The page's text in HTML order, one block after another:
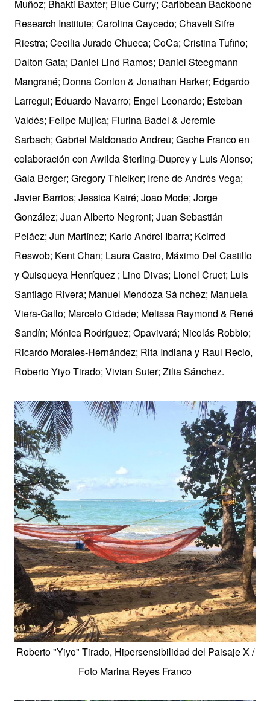
Muñoz; Bhakti Baxter; Blue Curry; Caribbean Backbone
Research Institute; Carolina Caycedo; Chaveli Sifre
Riestra; Cecilia Jurado Chueca; CoCa; Cristina Tufiño;
Dalton Gata; Daniel Lind Ramos; Daniel Steegmann
Mangrané; Donna Conlon & Jonathan Harker; Edgardo
Larregui; Eduardo Navarro; Engel Leonardo; Esteban
Valdés; Felipe Mujica; Flurina Badel & Jeremie
Sarbach; Gabriel Maldonado Andreu; Gache Franco en
colaboración con Awilda Sterling-Duprey y Luis Alonso;
Gala Berger; Gregory Thielker; Irene de Andrés Vega;
Javier Barrios; Jessica Kairé; Joao Mode; Jorge
González; Juan Alberto Negroni; Juan Sebastián
Peláez; Jun Martínez; Karlo Andrei Ibarra; Kcirred
Reswob; Kent Chan; Laura Castro, Máximo Del Castillo
y Quisqueya Henríquez ; Lino Divas; Lionel Cruet; Luis
Santiago Rivera; Manuel Mendoza Sá nchez; Manuela
Viera-Gallo; Marcelo Cidade; Melissa Raymond & René
Sandín; Mónica Rodríguez; Opavivará; Nicolás Robbio;
Ricardo Morales-Hernández; Rita Indiana y Raul Recio,
Roberto Yiyo Tirado; Vivian Suter; Zilia Sánchez.
Roberto "Yiyo" Tirado, Hipersensibilidad del Paisaje X /
Foto Marina Reyes Franco